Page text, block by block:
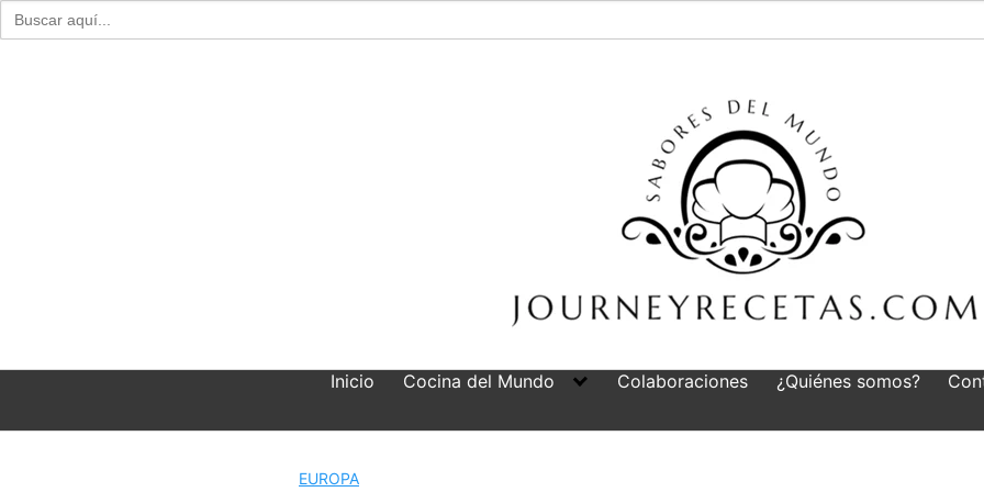
Buscar:
Inicio Cocina del Mundo Colaboraciones ¿Quiénes somos?
EUROPA